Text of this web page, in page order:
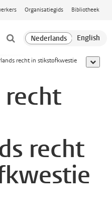
Organisatiegids Bibliotheek
recht in stikstofkwestie toon
recht
recht